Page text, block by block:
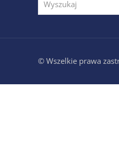
© Wszelkie prawa